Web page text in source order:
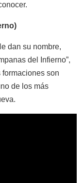
dan su nombre,
del Infierno”,
son
de los más